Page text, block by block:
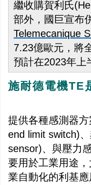
繼收購賀利氏
部外，國巨宣布
Telemecanique
7.23億歐元，將
預計在2023年上
施耐德電機TE
提供各種感測器
end limit switch)
sensor)、與壓力
要用於工業用途
業自動化的利基